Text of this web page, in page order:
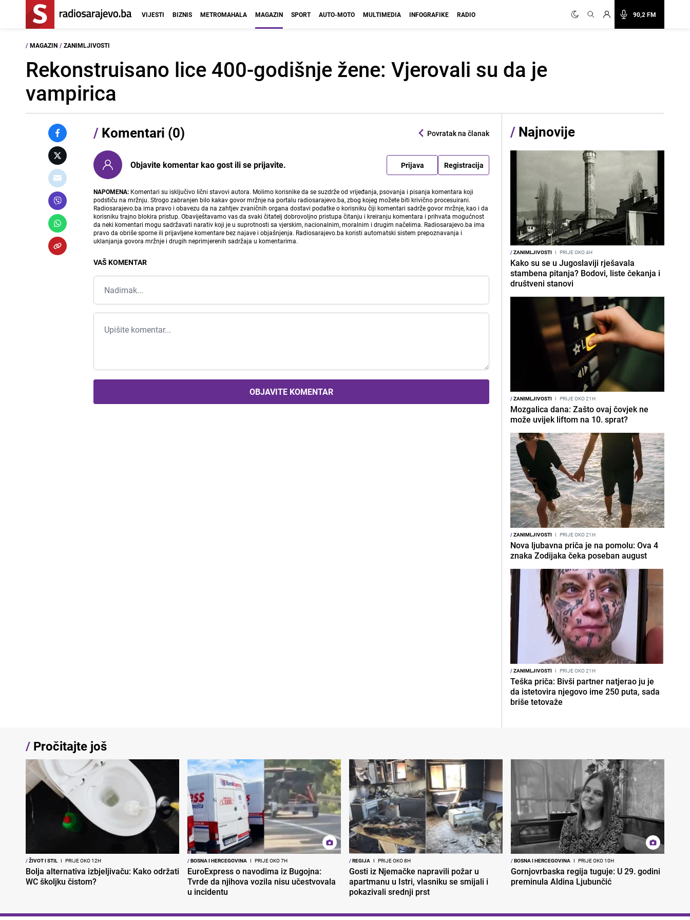
90,2 FM
VIJESTI BIZNIS METROMAHALA MAGAZIN SPORT AUTO-MOTO MULTIMEDIA INFOGRAFIKE RADIO
/ MAGAZIN / ZANIMLJIVOSTI
Rekonstruisano lice 400-godišnje žene: Vjerovali su da je
vampirica
/ Komentari (0) Povratak na članak
Objavite komentar kao gost ili se prijavite. Prijava Registracija
NAPOMENA: Komentari su isključivo lični stavovi autora. Molimo korisnike da se suzdrže od vrijeđanja, psovanja i pisanja komentara koji
podstiču na mržnju. Strogo zabranjen bilo kakav govor mržnje na portalu radiosarajevo.ba, zbog kojeg možete biti krivično procesuirani.
Radiosarajevo.ba ima pravo i obavezu da na zahtjev zvaničnih organa dostavi podatke o korisniku čiji komentari sadrže govor mržnje, kao i da
korisniku trajno blokira pristup. Obaviještavamo vas da svaki čitatelj dobrovoljno pristupa čitanju i kreiranju komentara i prihvata mogućnost
da neki komentari mogu sadržavati narativ koji je u suprotnosti sa vjerskim, nacionalnim, moralnim i drugim načelima. Radiosarajevo.ba ima
pravo da obriše sporne ili prijavljene komentare bez najave i objašnjenja. Radiosarajevo.ba koristi automatski sistem prepoznavanja i
uklanjanja govora mržnje i drugih neprimjerenih sadržaja u komentarima.
VAŠ KOMENTAR
OBJAVITE KOMENTAR
/ Najnovije
/ZANIMLJIVOSTI I PRIJE OKO 4H
Kako su se u Jugoslaviji rješavala
stambena pitanja? Bodovi, liste čekanja i
društveni stanovi
/ZANIMLJIVOSTI I PRIJE OKO 21H
Mozgalica dana: Zašto ovaj čovjek ne
može uvijek liftom na 10. sprat?
/ZANIMLJIVOSTI I PRIJE OKO 21H
Nova ljubavna priča je na pomolu: Ova 4
znaka Zodijaka čeka poseban august
/ZANIMLJIVOSTI I PRIJE OKO 21H
Teška priča: Bivši partner natjerao ju je
da istetovira njegovo ime 250 puta, sada
briše tetovaže
/ Pročitajte još
/ŽIVOT I STIL I PRIJE OKO 12H
Bolja alternativa izbjeljivaču: Kako održati
WC školjku čistom?
/BOSNA I HERCEGOVINA I PRIJE OKO 7H
EuroExpress o navodima iz Bugojna:
Tvrde da njihova vozila nisu učestvovala
u incidentu
/REGIJA I PRIJE OKO 8H
Gosti iz Njemačke napravili požar u
apartmanu u Istri, vlasniku se smijali i
pokazivali srednji prst
/BOSNA I HERCEGOVINA I PRIJE OKO 10H
Gornjovrbaska regija tuguje: U 29. godini
preminula Aldina Ljubunčić